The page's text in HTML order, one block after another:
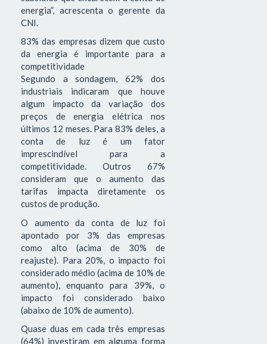
energia”, acrescenta o gerente da
CNI.
83% das empresas dizem que custo
da energia é importante para a
competitividade
Segundo a sondagem, 62% dos
industriais indicaram que houve
algum impacto da variação dos
preços de energia elétrica nos
últimos 12 meses. Para 83% deles, a
conta de luz é um fator
imprescindível para a
competitividade. Outros 67%
consideram que o aumento das
tarifas impacta diretamente os
custos de produção.
O aumento da conta de luz foi
apontado por 3% das empresas
como alto (acima de 30% de
reajuste). Para 20%, o impacto foi
considerado médio (acima de 10% de
aumento), enquanto para 39%, o
impacto foi considerado baixo
(abaixo de 10% de aumento).
Quase duas em cada três empresas
(64%) investiram em alguma forma